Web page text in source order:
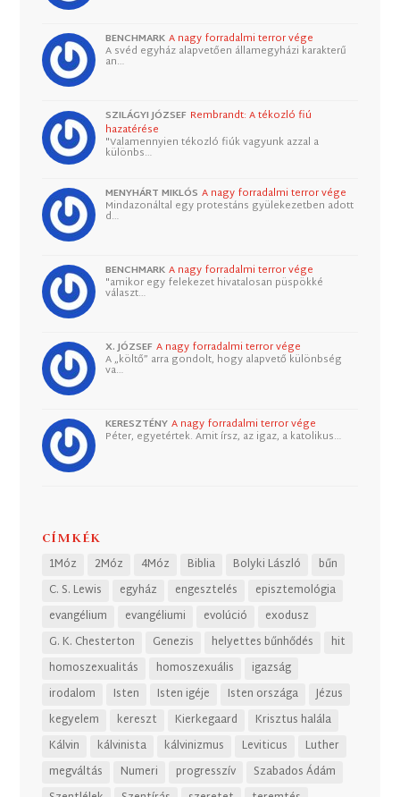
BENCHMARK A nagy forradalmi terror vége
A svéd egyház alapvetően államegyházi karakterű
an…
SZILÁGYI JÓZSEF Rembrandt: A tékozló fiú
hazatérése
"Valamennyien tékozló fiúk vagyunk azzal a
különbs…
MENYHÁRT MIKLÓS A nagy forradalmi terror vége
Mindazonáltal egy protestáns gyülekezetben adott
d…
BENCHMARK A nagy forradalmi terror vége
"amikor egy felekezet hivatalosan püspökké
választ…
X. JÓZSEF A nagy forradalmi terror vége
A „költő” arra gondolt, hogy alapvető különbség
va…
KERESZTÉNY A nagy forradalmi terror vége
Péter, egyetértek. Amit írsz, az igaz, a katolikus…
CÍMKÉK
1Móz 2Móz 4Móz Biblia Bolyki László
bűn
C. S. Lewis
egyház engesztelés
episztemológia
evangélium
evangéliumi evolúció
exodusz
G. K. Chesterton
Genezis helyettes bűnhődés
hit
homoszexualitás
homoszexuális
igazság
irodalom
Isten Isten igéje Isten országa
Jézus
kegyelem
kereszt Kierkegaard
Krisztus halála
Kálvin
kálvinista kálvinizmus Leviticus
Luther
megváltás
Numeri progresszív
Szabados Ádám